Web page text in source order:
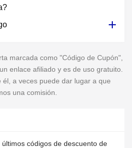
marcada como "Código de Cupón",
enlace afiliado y es de uso gratuito.
él, a veces puede dar lugar a que
una comisión.
códigos de descuento de